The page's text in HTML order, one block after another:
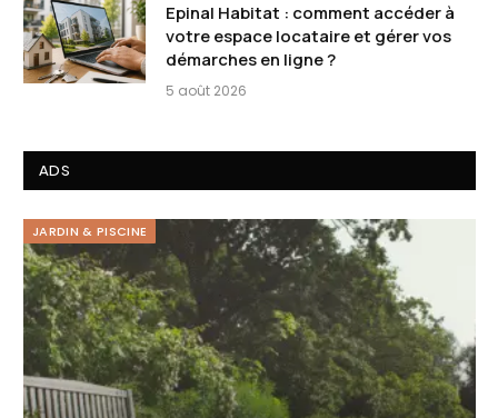
Epinal Habitat : comment accéder à
votre espace locataire et gérer vos
démarches en ligne ?
5 août 2026
ADS
JARDIN & PISCINE